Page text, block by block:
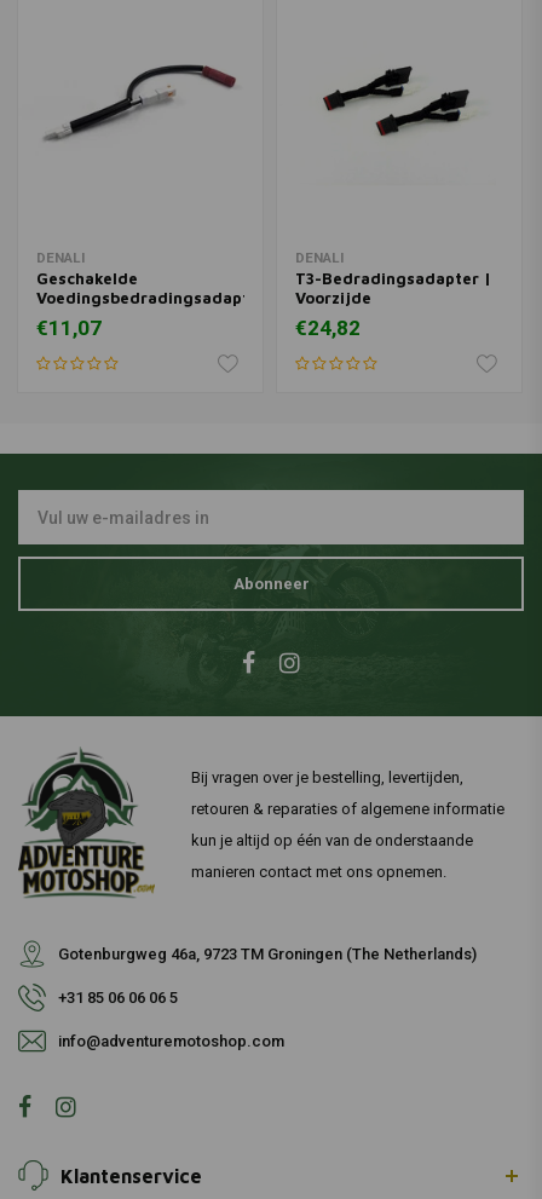
DENALI
Geschakelde
Voedingsbedradingsadapter
€11,07
DENALI
T3-Bedradingsadapter |
Voorzijde
€24,82
Abonneer
Bij vragen over je bestelling, levertijden,
retouren & reparaties of algemene informatie
kun je altijd op één van de onderstaande
manieren contact met ons opnemen.
Gotenburgweg 46a, 9723 TM Groningen (The Netherlands)
+31 85 06 06 06 5
info@adventuremotoshop.com
Klantenservice